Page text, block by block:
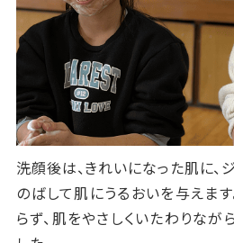
洗顔後は、きれいになった肌に、
のばして肌にうるおいを与えま
らず、肌をやさしくいたわりな